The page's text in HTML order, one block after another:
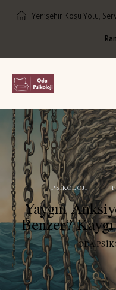
Yenişehir Koşu Yolu,
PSIKOLOJI
Yaygın
Benzer?
ODA